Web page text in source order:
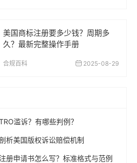
美国商标注册要多少钱？周期多
久？最新完整操作手册
合规百科 2025-08-29
滥诉？有哪些判例？
析美国版权诉讼赔偿机制
册申请书怎么写？标准格式与范例